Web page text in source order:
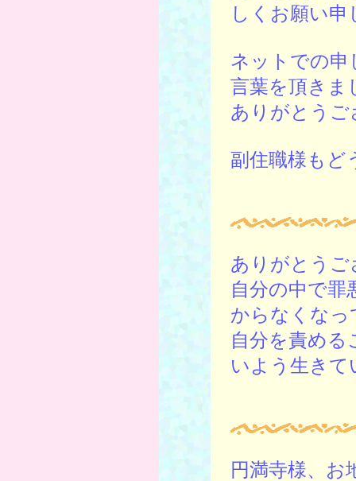
しくお願い
ネットでの申
言葉を頂きま
ありがとうご
副住職様もど
ありがとう
自分の中で
からなくなっ
自分を責め
いよう生き
円満寺様、お